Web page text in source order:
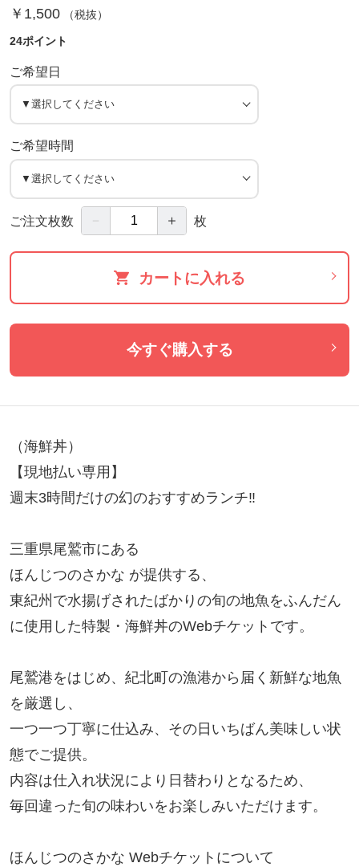
￥1,500（税抜）
24ポイント
ご希望日
ご希望時間
ご注文枚数 － ＋ 枚
カートに入れる
今すぐ購入する
（海鮮丼）
【現地払い専用】
週末3時間だけの幻のおすすめランチ‼︎
三重県尾鷲市にある
ほんじつのさかな が提供する、
東紀州で水揚げされたばかりの旬の地魚をふんだん
に使用した特製・海鮮丼のWebチケットです。
尾鷲港をはじめ、紀北町の漁港から届く新鮮な地魚
を厳選し、
一つ一つ丁寧に仕込み、その日いちばん美味しい状
態でご提供。
内容は仕入れ状況により日替わりとなるため、
毎回違った旬の味わいをお楽しみいただけます。
ほんじつのさかな Webチケットについて